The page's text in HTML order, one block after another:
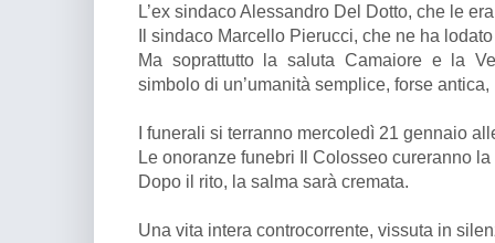
L’ex sindaco Alessandro Del Dotto, che le
Il sindaco Marcello Pierucci, che ne ha
Ma soprattutto la saluta Camaiore e la
simbolo di un’umanità semplice, forse
I funerali si terranno mercoledì 21 gennaio
Le onoranze funebri Il Colosseo cureranno
Dopo il rito, la salma sarà cremata.
Una vita intera controcorrente, vissuta in